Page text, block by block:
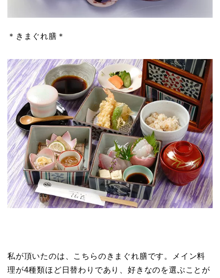
＊きまぐれ膳＊
私が頂いたのは、こちらのきまぐれ膳です。メイン料
理が4種類ほど日替わりであり、好きなのを選ぶことが